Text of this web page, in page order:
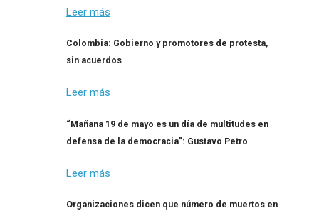
Leer más
Colombia: Gobierno y promotores de protesta,
sin acuerdos
Leer más
“Mañana 19 de mayo es un día de multitudes en
defensa de la democracia”: Gustavo Petro
Leer más
Organizaciones dicen que número de muertos en